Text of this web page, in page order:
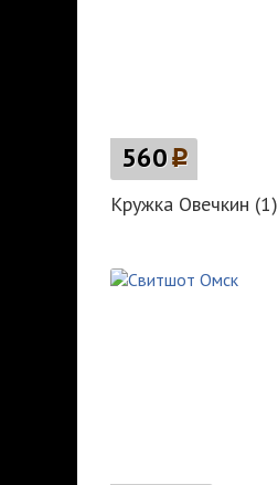
560p
Кружка Овечкин (1)